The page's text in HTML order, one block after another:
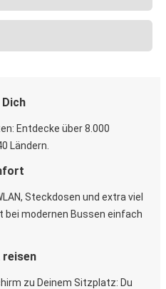
Entdecke über 8.000
Ländern.
Steckdosen und extra viel
bei modernen Bussen einfach
reisen
zu Deinem Sitzplatz: Du